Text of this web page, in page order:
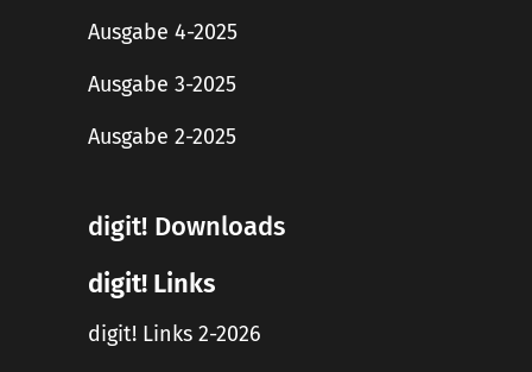
Ausgabe 4-2025
Ausgabe 3-2025
Ausgabe 2-2025
digit! Downloads
digit! Links
digit! Links 2-2026